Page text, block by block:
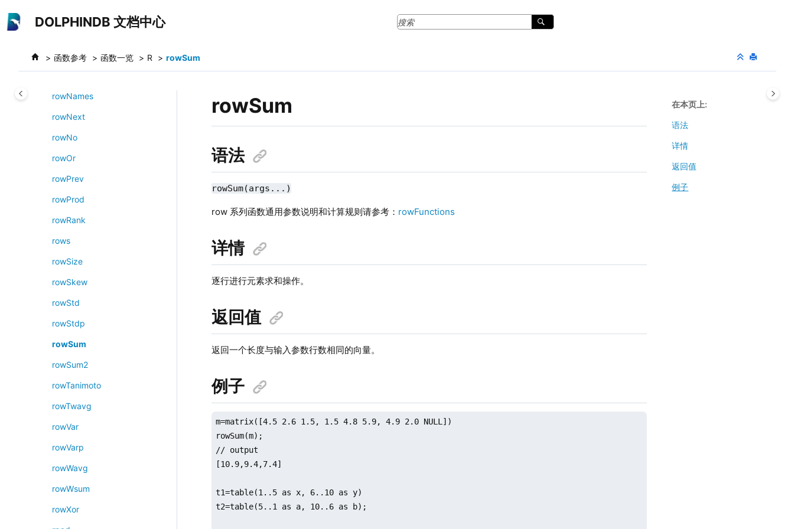
DOLPHINDB 文档中心
函数参考 函数一览 R rowSum
rowMin
rowNames
rowNext
rowNo
rowOr
rowPrev
rowProd
rowRank
rows
rowSize
rowSkew
rowStd
rowStdp
rowSum
rowSum2
rowTanimoto
rowTwavg
rowVar
rowVarp
rowWavg
rowWsum
rowXor
rowSum
语法
rowSum(args...)
row 系列函数通用参数说明和计算规则请参考： rowFunctions
详情
逐行进行元素求和操作。
返回值
返回一个长度与输入参数行数相同的向量。
例子
m=matrix([4.5 2.6 1.5, 1.5 4.8 5.9, 4.9 2.0 NULL])
rowSum(m);
// output
[10.9,9.4,7.4]
t1=table(1..5 as x, 6..10 as y)
t2=table(5..1 as a, 10..6 as b);
在本页上
语法
详情
返回值
例子